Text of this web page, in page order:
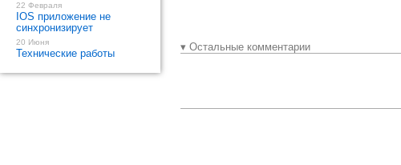
▾ Остальные комментарии
22 Февраля
IOS приложение не
синхронизирует
20 Июня
Технические работы